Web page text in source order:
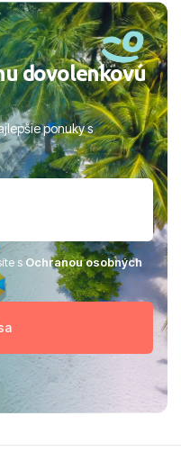
dovolenkovú
ponuky s
sOchranou osobných